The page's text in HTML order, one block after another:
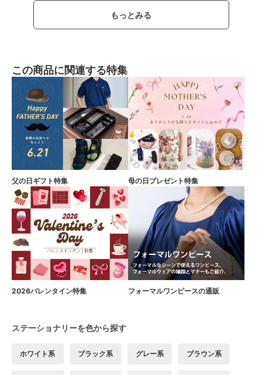
もっとみる
この商品に関連する特集
父の日ギフト特集 母の日プレゼント特集
2026バレンタイン特集 フォーマルワンピースの通販
ステーショナリーを色から探す
ホワイト系 ブラック系 グレー系 ブラウン系